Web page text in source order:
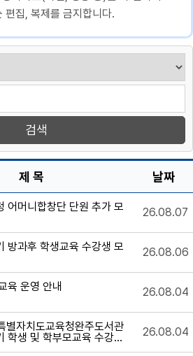
편집, 복제를 금지합니다.
제 목 날짜
어머니합창단 단원 추가 모
26.08.07
방과후 학생교육 수강생 모
26.08.06
육 운영 안내 26.08.04
별자치도교육청완주도서관
학생 및 학부모교육 수강생
26.08.04